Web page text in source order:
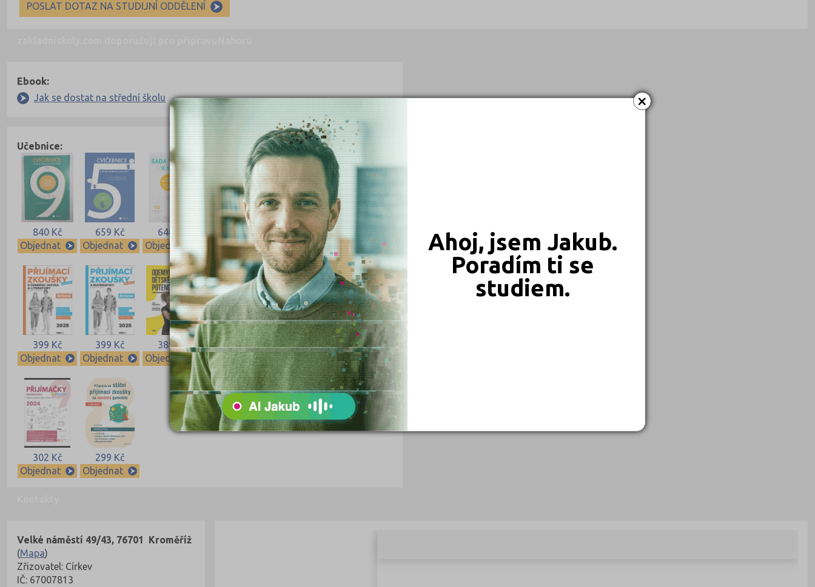
×
Ahoj, jsem Jakub.
Poradím ti se
studiem.
POSLAT DOTAZ NA STUDIJNÍ ODDĚLENÍ
Ebook:
Jak se dostat na střední školu
Učebnice:
840 Kč
Objednat
659 Kč
Objednat
640 Kč
Objednat
640 Kč
Objednat
549 Kč
Objednat
450 Kč
Objednat
399 Kč
Objednat
399 Kč
Objednat
389 Kč
Objednat
339 Kč
Objednat
339 Kč
Objednat
331 Kč
Objednat
302 Kč
Objednat
299 Kč
Objednat
Velké náměstí 49/43, 76701 Kroměříž
(Mapa)
Zřizovatel: Církev
IČ: 67007813